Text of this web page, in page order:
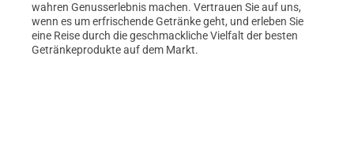
wahren Genusserlebnis machen. Vertrauen Sie auf uns,
wenn es um erfrischende Getränke geht, und erleben Sie
eine Reise durch die geschmackliche Vielfalt der besten
Getränkeprodukte auf dem Markt.